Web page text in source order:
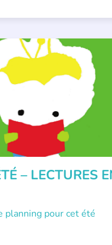
ÉVÉNEMENTS , LECTURE
– LECTURES
planning pour cet été